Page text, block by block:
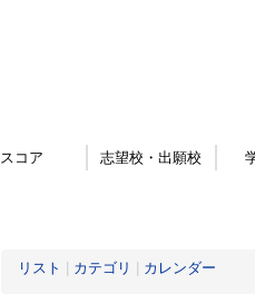
スコア 志望校・出願校
リスト カテゴリ カレンダー